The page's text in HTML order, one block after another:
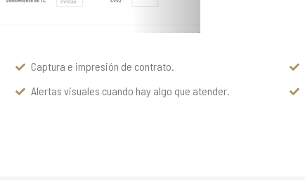
Captura e impresión de contrato.
Alertas visuales cuando hay algo que atender.